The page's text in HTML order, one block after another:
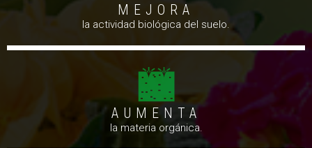
MEJORA
la actividad biológica del suelo.
AUMENTA
la materia orgánica.